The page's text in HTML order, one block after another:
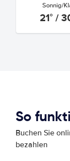
Sonnig/
21° /
So
Buchen Sie
bezahlen